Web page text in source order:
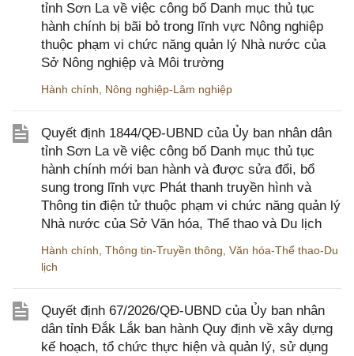
tỉnh Sơn La về việc công bố Danh mục thủ tục
hành chính bị bãi bỏ trong lĩnh vực Nông nghiệp
thuộc phạm vi chức năng quản lý Nhà nước của
Sở Nông nghiệp và Môi trường
Hành chính, Nông nghiệp-Lâm nghiệp
Quyết định 1844/QĐ-UBND của Ủy ban nhân dân
tỉnh Sơn La về việc công bố Danh mục thủ tục
hành chính mới ban hành và được sửa đổi, bổ
sung trong lĩnh vực Phát thanh truyền hình và
Thông tin điện tử thuộc phạm vi chức năng quản lý
Nhà nước của Sở Văn hóa, Thể thao và Du lịch
Hành chính, Thông tin-Truyền thông, Văn hóa-Thể thao-Du
lịch
Quyết định 67/2026/QĐ-UBND của Ủy ban nhân
dân tỉnh Đắk Lắk ban hành Quy định về xây dựng
kế hoạch, tổ chức thực hiện và quản lý, sử dụng